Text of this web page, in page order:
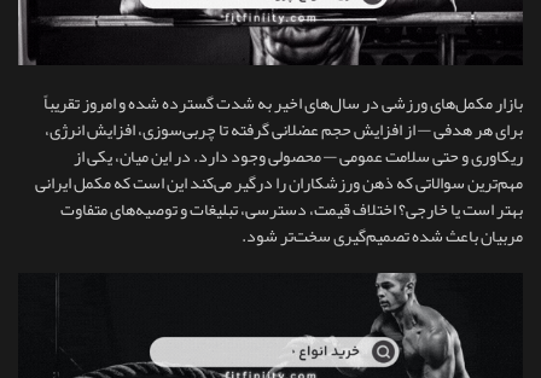
بازار مکمل‌های ورزشی در سال‌های اخیر به شدت گسترده شده و امروز تقریباً
برای هر هدفی — از افزایش حجم عضلانی گرفته تا چربی‌سوزی، افزایش انرژی،
ریکاوری و حتی سلامت عمومی — محصولی وجود دارد. در این میان، یکی از
مهم‌ترین سوالاتی که ذهن ورزشکاران را درگیر می‌کند این است که مکمل ایرانی
بهتر است یا خارجی؟ اختلاف قیمت، دسترسی، تبلیغات و توصیه‌های متفاوت
مربیان باعث شده تصمیم‌گیری سخت‌تر شود.